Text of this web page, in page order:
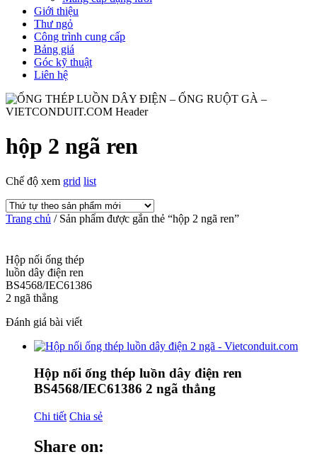
Giới thiệu
Thư ngỏ
Công trình cung cấp
Bảng giá
Góc kỹ thuật
Liên hệ
hộp 2 ngã ren
Chế độ xem grid list
Trang chủ / Sản phẩm được gắn thẻ “hộp 2 ngã ren”
Hộp nối ống thép
luồn dây điện ren
BS4568/IEC61386
2 ngã thẳng
Đánh giá bài viết
Hộp nối ống thép luồn dây điện ren
BS4568/IEC61386 2 ngã thẳng
Chi tiết Chia sẻ
Share on: